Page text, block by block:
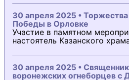
30 апреля 2025 •
Победы в Орловке
Участие в памятном
настоятель Казанского
30 апреля 2025 •
воронежских огнеборцев с